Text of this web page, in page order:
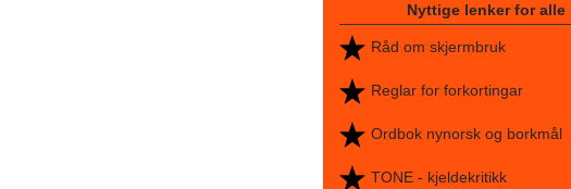
Nyttige lenker for alle
Råd om skjermbruk
Reglar for forkortingar
Ordbok nynorsk og borkmål
TONE - kjeldekritikk